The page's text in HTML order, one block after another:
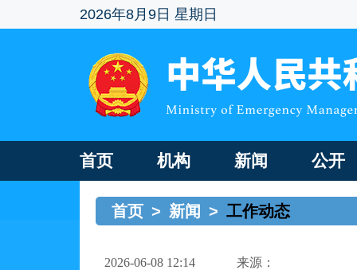
2026年8月9日 星期日
首页 机构 新闻 公开
首页 > 新闻 > 工作动态
2026-06-08 12:14 来源：